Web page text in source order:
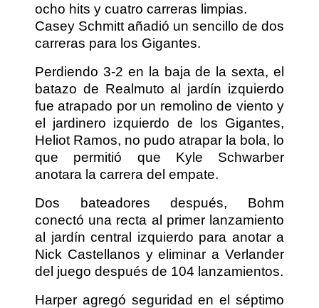
ocho hits y cuatro carreras limpias.
Casey Schmitt añadió un sencillo de dos
carreras para los Gigantes.
Perdiendo 3-2 en la baja de la sexta, el
batazo de Realmuto al jardín izquierdo
fue atrapado por un remolino de viento y
el jardinero izquierdo de los Gigantes,
Heliot Ramos, no pudo atrapar la bola, lo
que permitió que Kyle Schwarber
anotara la carrera del empate.
Dos bateadores después, Bohm
conectó una recta al primer lanzamiento
al jardín central izquierdo para anotar a
Nick Castellanos y eliminar a Verlander
del juego después de 104 lanzamientos.
Harper agregó seguridad en el séptimo